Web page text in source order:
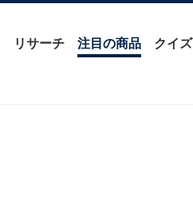
リサーチ 注目の商品 クイズ